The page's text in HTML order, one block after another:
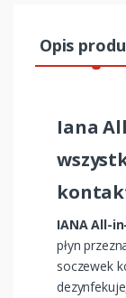
Opis
Iana
IANA All-
płyn
soczewek